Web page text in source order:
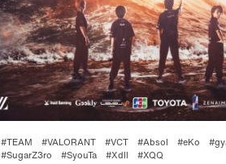
#TEAM #VALORANT #VCT #Absol #eKo
#SugarZ3ro
#SyouTa #Xdll #XQQ